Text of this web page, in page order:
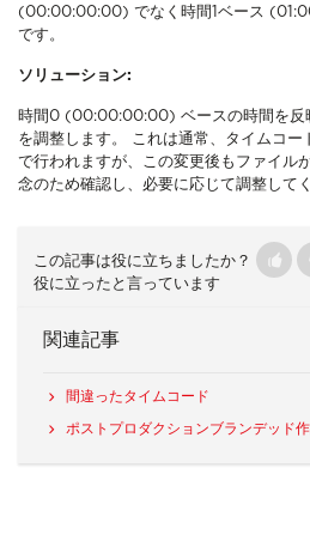
(00:00:00:00) でなく時間1ベース
です。
ソリューション:
時間0 (00:00:00:00) ベースの時間を反
を調整します。 これは通常、タイムコー
で行われますが、この変更後もファイル
念のため確認し、必要に応じて調整して
この記事は役に立ちましたか？
役に立ったと言っています
関連記事
間違ったタイムコード
ポストプロダクションブランデッド